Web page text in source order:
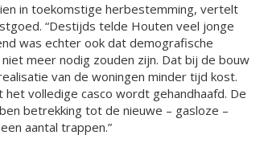
in toekomstige herbestemming, vertelt
“Destijds telde Houten veel jonge
was echter ook dat demografische
meer nodig zouden zijn. Dat bij de bouw
van de woningen minder tijd kost.
volledige casco wordt gehandhaafd. De
betrekking tot de nieuwe – gasloze –
aantal trappen.”